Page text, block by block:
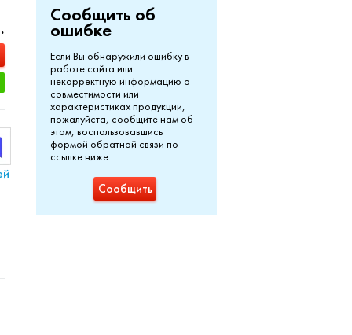
Сообщить об
ошибке
Если Вы обнаружили ошибку в
работе сайта или
некорректную информацию о
совместимости или
характеристиках продукции,
пожалуйста, сообщите нам об
этом, воспользовавшись
формой обратной связи по
ссылке ниже.
Сообщить